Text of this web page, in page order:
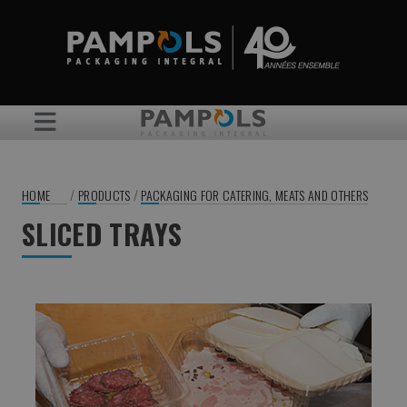
HOME / PRODUCTS /PACKAGING FOR CATERING, MEATS AND OTHERS
SLICED TRAYS